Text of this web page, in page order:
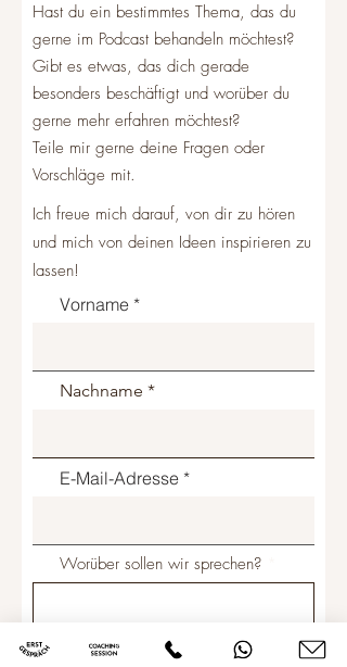
Hast du ein bestimmtes Thema, das du
gerne im Podcast behandeln möchtest?
Gibt es etwas, das dich gerade
besonders beschäftigt und worüber du
gerne mehr erfahren möchtest?
Teile mir gerne deine Fragen oder
Vorschläge mit.
Ich freue mich darauf, von dir zu hören
und mich von deinen Ideen inspirieren zu
lassen!
Vorname
Nachname
E-Mail-Adresse
Worüber sollen wir sprechen?